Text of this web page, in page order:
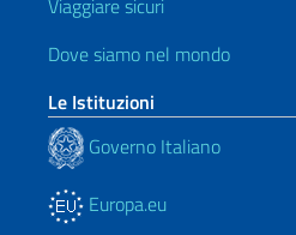
Viaggiare sicuri
Dove siamo nel mondo
Le Istituzioni
Governo Italiano
Europa.eu